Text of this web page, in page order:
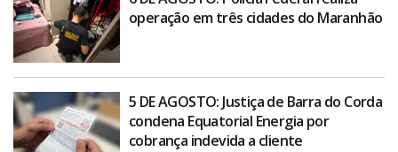
operação em três cidades do Maranhão
5 DE AGOSTO: Justiça de Barra do Corda
condena Equatorial Energia por
cobrança indevida a cliente